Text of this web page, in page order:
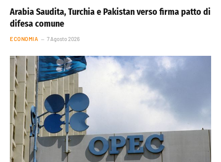
Arabia Saudita, Turchia e Pakistan verso firma patto di
difesa comune
ECONOMIA 7 Agosto 2026